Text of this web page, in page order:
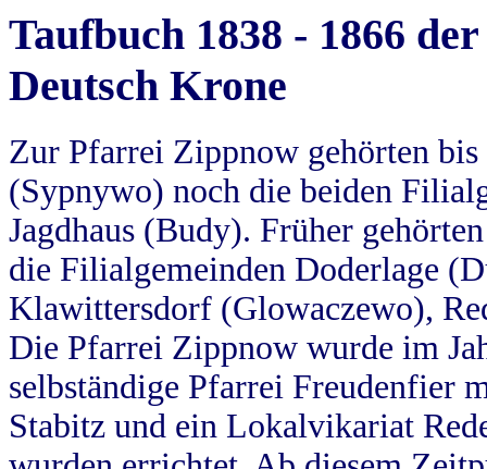
Taufbuch 1838 - 1866
Deutsch Krone
Zur Pfarrei Zippnow gehörten
(Sypnywo) noch die beiden
Jagdhaus (Budy). Früher
die Filialgemeinden Doderlage
Klawittersdorf (Glowaczewo),
Die Pfarrei Zippnow wurde im
selbständige Pfarrei Freudenfier
Stabitz und ein Lokalvikariat